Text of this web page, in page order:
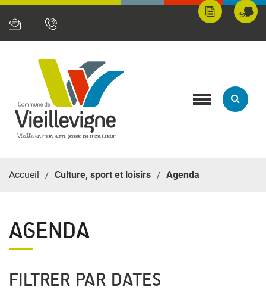
Mes
démarches
Toggle
Accueil Culture, sport et loisirs Agenda
AGENDA
FILTRER PAR DATES
Panneau de gestion des cookies